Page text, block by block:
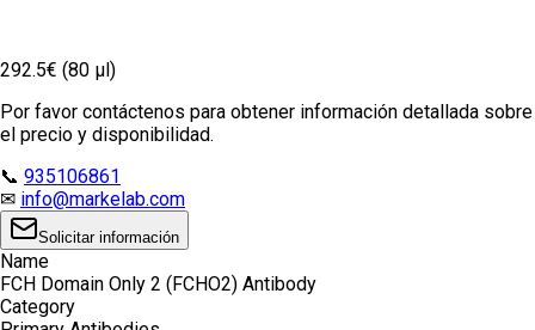
292.5€ (80 µl)
Por favor contáctenos para obtener información detallada sobre
el precio y disponibilidad.
📞 935106861
✉ info@markelab.com
Solicitar información
Name
FCH Domain Only 2 (FCHO2) Antibody
Category